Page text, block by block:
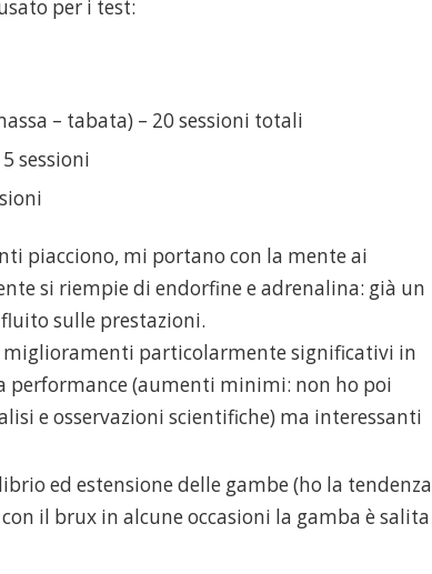
per i test:
– tabata) – 20 sessioni totali
5 sessioni
piacciono, mi portano con la mente ai
si riempie di endorfine e adrenalina: già un
sulle prestazioni.
particolarmente significativi in
(aumenti minimi: non ho poi
e osservazioni scientifiche) ma interessanti
ed estensione delle gambe (ho la tendenza
il brux in alcune occasioni la gamba è salita